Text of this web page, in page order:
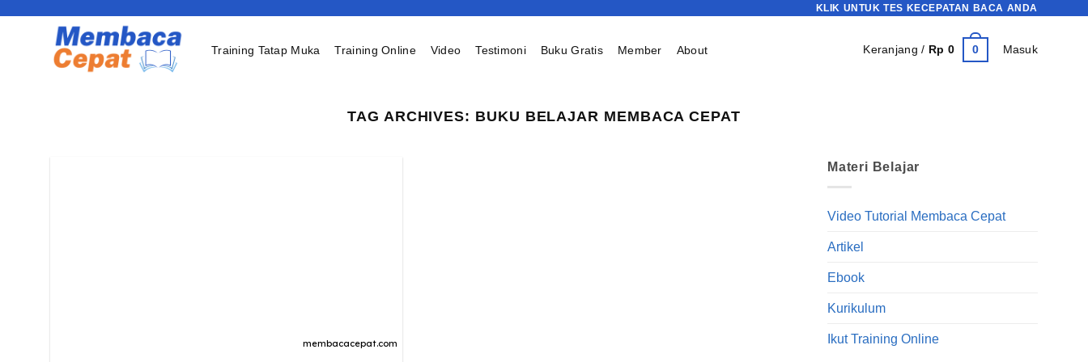
KLIK UNTUK TES KECEPATAN BACA ANDA
Training Tatap Muka Training Online Video Testimoni Buku Gratis Member About Keranjang / Rp 0 0 Masuk
TAG ARCHIVES: BUKU BELAJAR MEMBACA CEPAT
Materi Belajar
Video Tutorial Membaca Cepat
Artikel
Ebook
Kurikulum
Ikut Training Online